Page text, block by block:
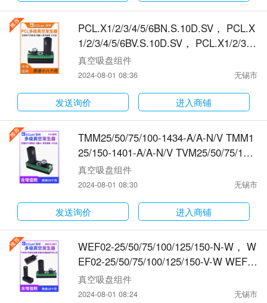
PCL.X1/2/3/4/5/6BN.S.10D.SV， PCL.X
1/2/3/4/5/6BV.S.10D.SV， PCL.X1/2/3/4/
5/6AN.S.10D.SV， PCL.S1/2/3/4/5/6BN.
S.10D.SV， PCL.P1/2/3/4/5/6BN.S.10D.
真空吸盘组件
2024-08-01 08:36 无锡市
发送询价 进入商铺
TMM25/50/75/100-1434-A/A-N/V TMM1
25/150-1401-A/A-N/V TVM25/50/75/100-
1434-A/A-N/V TVM125/150-1401-A/A-N/
V TMM系列真空吸盘发生器
真空吸盘组件
2024-08-01 08:30 无锡市
发送询价 进入商铺
WEF02-25/50/75/100/125/150-N-W， W
EF02-25/50/75/100/125/150-V-W WEF0
2-25/50/75/100/125/150-N-A标准型流量
发生器
真空吸盘组件
2024-08-01 08:24 无锡市